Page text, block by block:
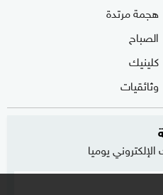
هجمة مرتدة
الصباح
كلينيك
وثائقيات
يوميا